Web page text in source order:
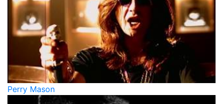
Perry Mason